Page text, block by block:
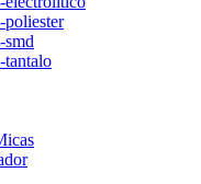
poliester
smd
tantalo